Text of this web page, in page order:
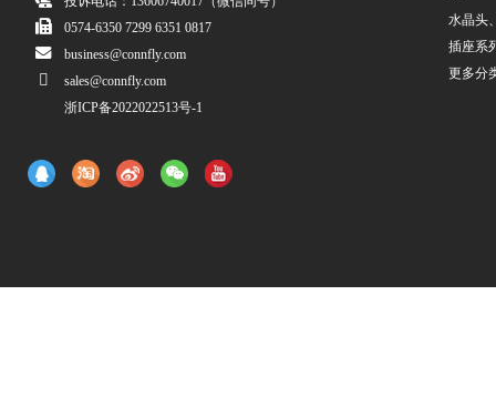
0574-6350 7299 6351 0817
business@connfly.com
sales@connfly.com
浙ICP备2022022513号-1
水晶头
插座系
更多分